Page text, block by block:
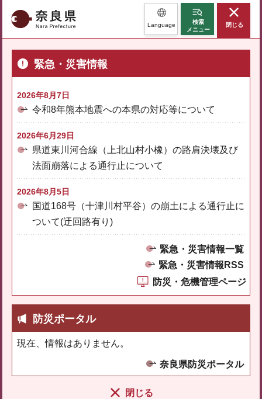
奈良県 Language
検索
メニュー
閉じる
緊急・災害情報
2026年8月7日
令和8年熊本地震への本県の対応等について
2026年6月29日
県道東川河合線（上北山村小橡）の路肩決壊及び
法面崩落による通行止について
2026年8月5日
国道168号（十津川村平谷）の崩土による通行止に
ついて(迂回路有り)
緊急・災害情報一覧
緊急・災害情報RSS
防災・危機管理ページ
防災ポータル
現在、情報はありません。
奈良県防災ポータル
閉じる